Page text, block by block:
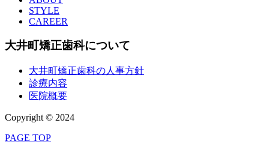
STYLE
CAREER
大井町矯正歯科について
大井町矯正歯科の人事方針
診療内容
医院概要
Copyright © 2024
PAGE TOP